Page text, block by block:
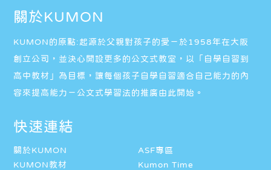
關於KUMON
KUMON的原點:起源於父親對孩子的愛－於1958年在大阪
創立公司，並決心開設更多的公文式教室，以「自學自習到
高中教材」為目標，讓每個孩子自學自習適合自己能力的內
容來提高能力－公文式學習法的推廣由此開始。
快速連結
關於KUMON
ASF專區
KUMON教材
Kumon Time